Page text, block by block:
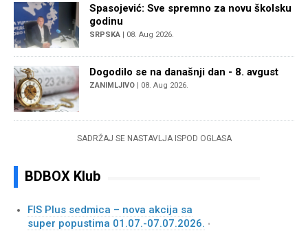
Spasojević: Sve spremno za novu školsku
godinu
SRPSKA | 08. Aug 2026.
Dogodilo se na današnji dan - 8. avgust
ZANIMLJIVO | 08. Aug 2026.
SADRŽAJ SE NASTAVLJA ISPOD OGLASA
BDBOX Klub
FIS Plus sedmica – nova akcija sa
super popustima 01.07.-07.07.2026. •